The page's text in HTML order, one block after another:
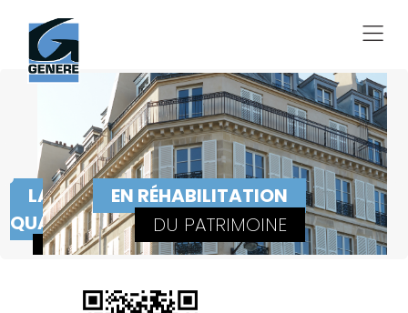
LA
QUALITÉ
SE
EN RÉHABILITATION
DU PATRIMOINE